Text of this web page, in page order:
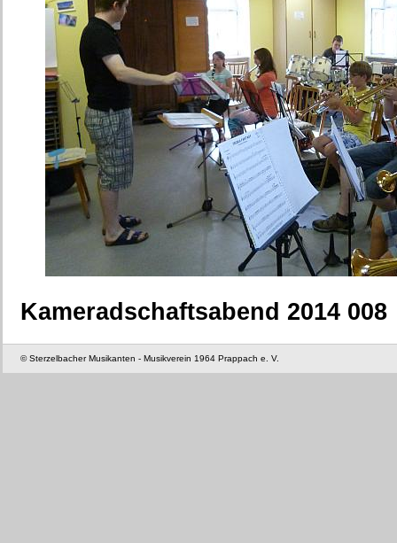
Kameradschaftsabend 2014 008
© Sterzelbacher Musikanten - Musikverein 1964 Prappach e. V.